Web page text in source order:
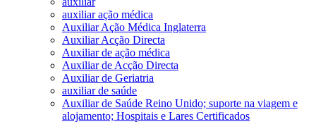
auxiliar ação médica
Auxiliar Ação Médica Inglaterra
Auxiliar Acção Directa
Auxiliar de ação médica
Auxiliar de Acção Directa
Auxiliar de Geriatria
auxiliar de saúde
Auxiliar de Saúde Reino Unido; suporte na viagem e
alojamento; Hospitais e Lares Certificados